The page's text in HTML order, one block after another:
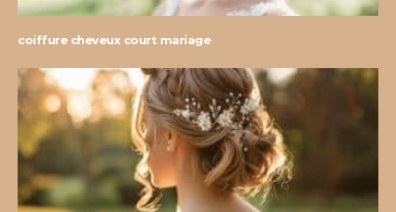
coiffure cheveux court mariage